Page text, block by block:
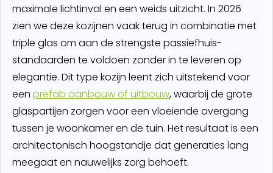
maximale lichtinval en een weids uitzicht. In 2026
zien we deze kozijnen vaak terug in combinatie met
triple glas om aan de strengste passiefhuis-
standaarden te voldoen zonder in te leveren op
elegantie. Dit type kozijn leent zich uitstekend voor
een prefab aanbouw of uitbouw, waarbij de grote
glaspartijen zorgen voor een vloeiende overgang
tussen je woonkamer en de tuin. Het resultaat is een
architectonisch hoogstandje dat generaties lang
meegaat en nauwelijks zorg behoeft.